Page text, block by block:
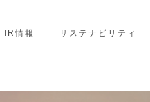
IR情報 サステナビリティ